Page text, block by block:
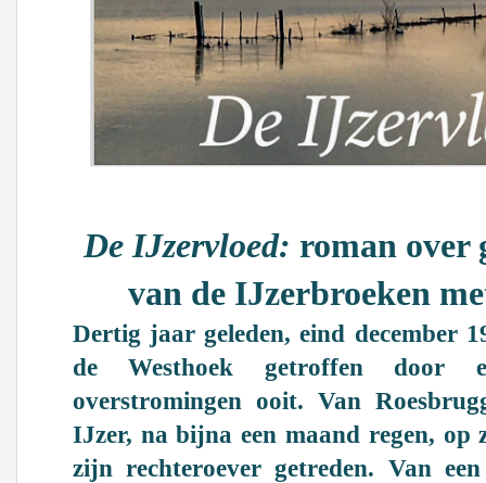
De IJzervloed: roman over
van de IJzerbroeken
Dertig jaar geleden, eind december
de Westhoek getroffen door
overstromingen ooit. Van
IJzer, na bijna een maand regen, op
zijn rechteroever getreden. Van